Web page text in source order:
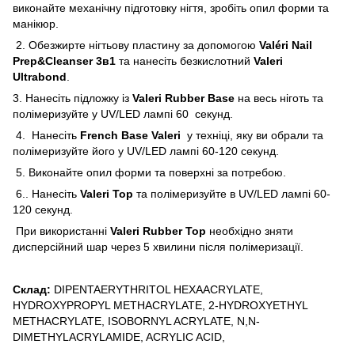
виконайте механічну підготовку нігтя, зробіть опил форми та
манікюр.
2. Обезжирте нігтьову пластину за допомогою Valéri Nail
Prep&Cleanser 3в1 та нанесіть безкислотний Valeri
Ultrabond
3. Нанесіть підложку із Valeri Rubber Base на весь ніготь та
полімеризуйте у UV/LED лампі 60 секунд.
4. Нанесіть French Base Valeri у техніці, яку ви обрали та
полімеризуйте його у UV/LED лампі 60-120 секунд.
5. Виконайте опил форми та поверхні за потребою.
6.. Нанесіть Valeri Top та полімеризуйте в UV/LED лампі 60-
120 секунд.
При використанні Valeri Rubber Top необхідно зняти
дисперсійний шар через 5 хвилини після полімеризації.
Склад: DIPENTAERYTHRITOL HEXAACRYLATE,
HYDROXYPROPYL METHACRYLATE, 2-HYDROXYETHYL
METHACRYLATE, ISOBORNYL ACRYLATE, N,N-
DIMETHYLACRYLAMIDE, ACRYLIC ACID,